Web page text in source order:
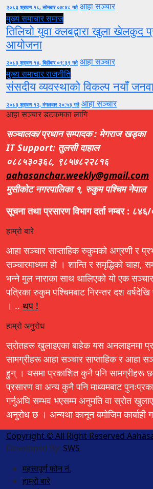
२०८३ श्रावण १८, सोमबार ०७:४८ गते आहा सञ्चार
मुख्य समाचारसमाज
तिलिचो युवा क्लबद्वारा खुला खेलकुद
आयोजना
२०८३ श्रावण १४, बिहीबार ०९:३९ गते आहा सञ्चार
मुख्य समाचारराजनीति
संसदीय व्यवस्थाको विकल्प नयाँ
२०८३ श्रावण १२, मंगलवार २०:५३ गते आहा सञ्चार
आहा सञ्चार डटकमका लागि
सञ्चालक/प्रधान सम्पादक : मेगराज खड्का
IT Support: तुलसी दाहाल
०८८५३०३६८, ९८५७८२२८१६
aahasanchar.weekly@gmail.com
मुसीकोट नगरपालिका १, रुकुम पश्चिम नेपाल
सूचना तथा प्रसारण विभाग दर्ता नम्बर :
हाम्रो बारे
आहा सञ्चार साप्ताहिक रुकुमको अग्रणी र
सञ्चारमाध्यम हो । शान्ति र समृद्धिको चाहा,
भन्ने मुल नाराका साथ थालिएको यो एक
पत्रिका रुकुम पश्चिमबाट निरन्तर दश
। .. थप !
हाम्रो अनुरोध
स्रोतहरू खुलाइएका बाहेक यस अनलाइनमा
सामग्रीहरू आहा सञ्चार साप्ताहिक र आहा
हुन् । यसमा प्रकाशित कुनै पनि सामग्रीहरू
प्रसारण वा अन्य कुनै पनि माध्यमबाट
गर्नुअघि सम्भव भएसम्म अनुमति वा स्रोत
अनुरोध छ । अन्यथा कानून बमोजिम कार्बाही
Copyright © All Right Reserved
Developed By: SWS.
महत्त्वपूर्ण फोन नं.
हाम्रो बारे